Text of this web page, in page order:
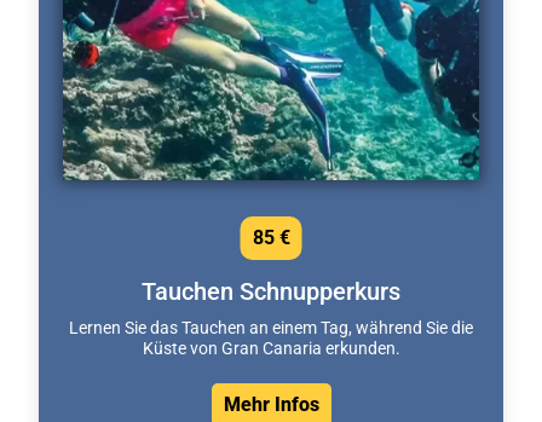
Tauchen Schnupperkurs
Lernen Sie das Tauchen an einem Tag, während Sie die
Küste von Gran Canaria erkunden.
Mehr Infos
85 €